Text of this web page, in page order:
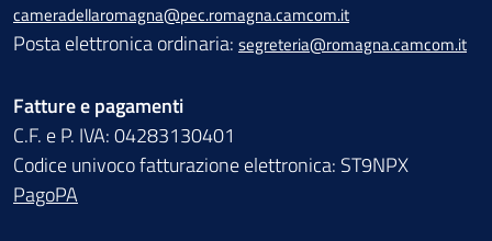
cameradellaromagna@pec.romagna.camcom.it
Posta elettronica ordinaria: segreteria@romagna.camcom.it
Fatture e pagamenti
C.F. e P. IVA: 04283130401
Codice univoco fatturazione elettronica: ST9NPX
PagoPA